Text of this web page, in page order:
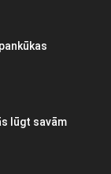
lūgt savām